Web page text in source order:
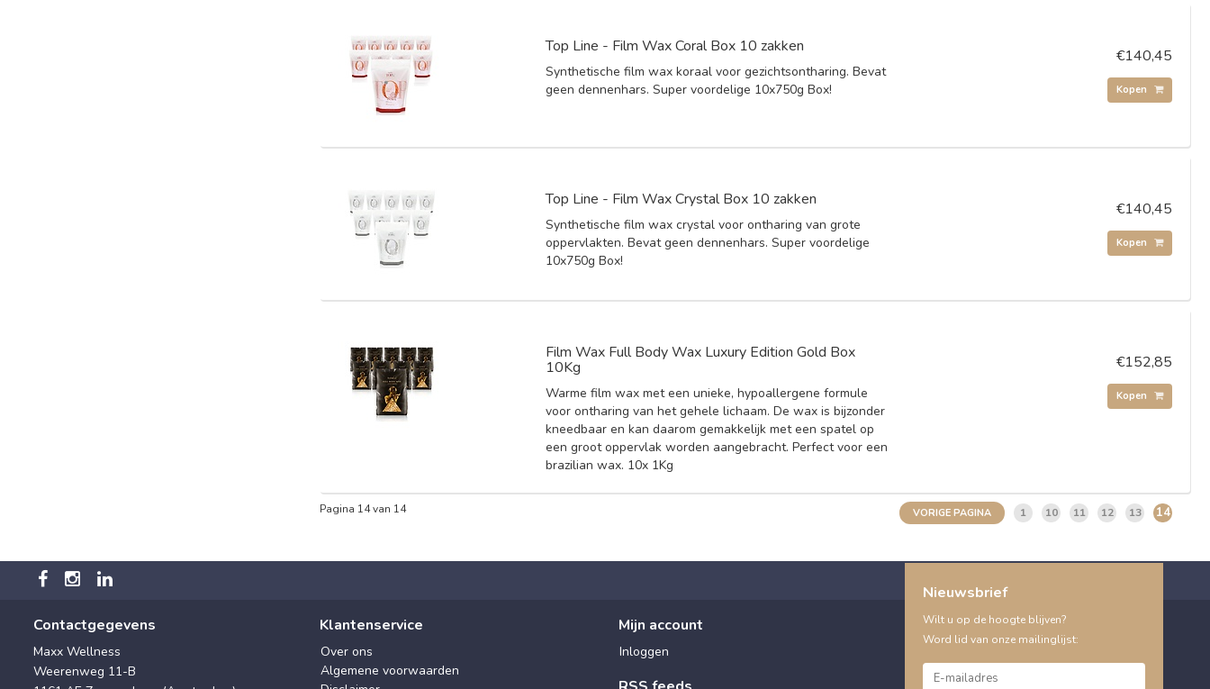
Top Line - Film Wax Coral Box 10 zakken
Synthetische film wax koraal voor gezichtsontharing. Bevat
geen dennenhars. Super voordelige 10x750g Box!
€140,45
Kopen
Top Line - Film Wax Crystal Box 10 zakken
Synthetische film wax crystal voor ontharing van grote
oppervlakten. Bevat geen dennenhars. Super voordelige
10x750g Box!
€140,45
Kopen
Film Wax Full Body Wax Luxury Edition Gold Box
10Kg
Warme film wax met een unieke, hypoallergene formule
voor ontharing van het gehele lichaam. De wax is bijzonder
kneedbaar en kan daarom gemakkelijk met een spatel op
een groot oppervlak worden aangebracht. Perfect voor een
brazilian wax. 10x 1Kg
€152,85
Kopen
Pagina 14 van 14 VORIGE PAGINA 1 10 11 12 13 14
Contactgegevens
Maxx Wellness
Weerenweg 11-B
Klantenservice
Over ons
Algemene voorwaarden
Mijn account
Inloggen
Nieuwsbrief
Wilt u op de hoogte blijven?
Word lid van onze mailinglijst: